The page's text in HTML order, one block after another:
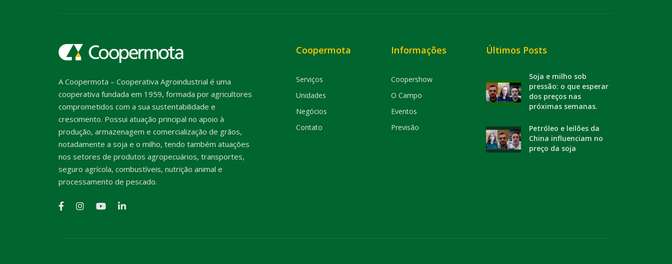
A Coopermota – Cooperativa Agroindustrial é uma
cooperativa fundada em 1959, formada por agricultores
comprometidos com a sua sustentabilidade e
crescimento. Possui atuação principal no apoio à
produção, armazenagem e comercialização de grãos,
notadamente a soja e o milho, tendo também atuações
nos setores de produtos agropecuários, transportes,
seguro agrícola, combustíveis, nutrição animal e
processamento de pescado.
Coopermota
Serviços
Unidades
Negócios
Contato
Informações
Coopershow
O Campo
Eventos
Previsão
Últimos Posts
Soja e milho sob
pressão: o que esperar
dos preços nas
próximas semanas.
Petróleo e leilões da
China influenciam no
preço da soja